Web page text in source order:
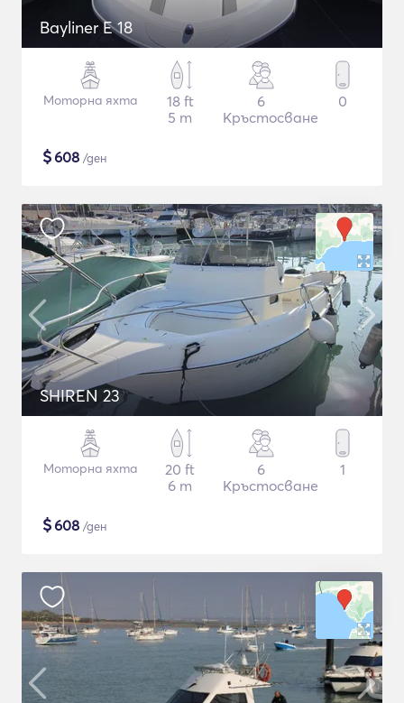
Bayliner E 18
Моторна яхта
18 ft
5 m
6
Кръстосване
0
$608 /ден
SHIREN 23
Моторна яхта
20 ft
6 m
6
Кръстосване
1
$608 /ден